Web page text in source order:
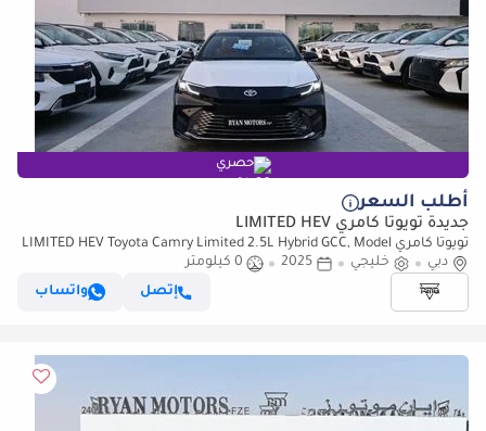
حصري
أطلب السعر
جديدة تويوتا كامري LIMITED HEV
تويوتا كامري LIMITED HEV Toyota Camry Limited 2.5L Hybrid GCC, Model
2025, Color Black
دبي خليجي 2025
0 كيلومتر
إتصل
واتساب